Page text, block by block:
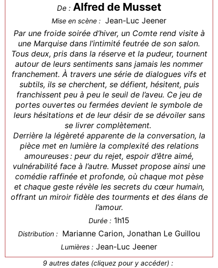
De : Alfred de Musset
Mise en scène : Jean-Luc Jeener
Par une froide soirée d’hiver, un Comte rend visite à
une Marquise dans l’intimité feutrée de son salon.
Tous deux, pris dans la réserve et la pudeur, tournent
autour de leurs sentiments sans jamais les nommer
franchement. À travers une série de dialogues vifs et
subtils, ils se cherchent, se défient, hésitent, puis
franchissent peu à peu le seuil de l’aveu. Ce jeu de
portes ouvertes ou fermées devient le symbole de
leurs hésitations et de leur désir de se dévoiler sans
se livrer complètement.
Derrière la légèreté apparente de la conversation, la
pièce met en lumière la complexité des relations
amoureuses : peur du rejet, espoir d’être aimé,
vulnérabilité face à l’autre. Musset propose ainsi une
comédie raffinée et profonde, où chaque mot pèse
et chaque geste révèle les secrets du cœur humain,
offrant un miroir fidèle des tourments et des élans de
l’amour.
Durée : 1h15
Distribution : Marianne Carion, Jonathan Le Guillou
Lumières : Jean-Luc Jeener
9 autres dates (cliquez pour y accéder) :